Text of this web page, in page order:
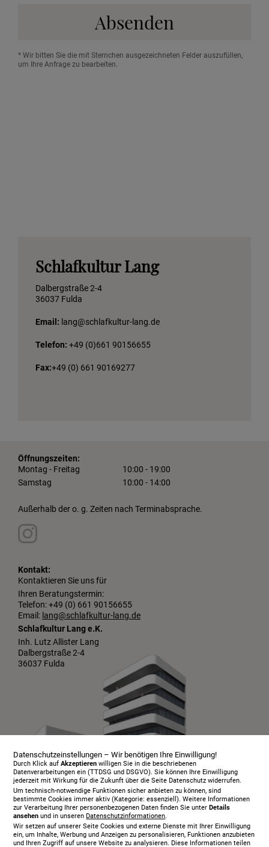
Absenden
* Wir bitten Sie die mit Sternchen ausgezeichneten Felder auszufüllen,
um Ihre Anfrage zu bearbeiten.
Schlafkultur Lang
Dalbergstraße 2-4
36037 Fulda
Email: lang@schlafkultur-lang.de
Telefon: +49 (0)661 90156655
Fax:+49 (0) 661 90169277
Öffnungszeiten:
Montag - Freitag
10:00 - 19:00
Samstag
10:00 - 14:00
Außerhalb der o. g. Zeiten nach Terminabsprache.
Kontakt:
Kontaktieren Sie uns für
Ihren Beratungstermin:
Telefon: +49 (0) 661 90156655
Email: lang@schlafkultur-lang.de
Schlafkultur Lang e.K.
Inh. Lutz Allister Lang
Dalbergstraße 2-4
36037 Fulda
Infopaket
Über uns
Datenschutzeinstellungen – Wir benötigen Ihre Einwilligung!
Durch Klick aufAkzeptieren willigen Sie in die beschriebenen
Datenverarbeitungen ein (TTDSG und DSGVO). Sie können Ihre Einwilligung
jederzeit mit Wirkung für die Zukunft über die Seite Datenschutz widerrufen.
Um technisch-notwendige Funktionen sicher anbieten zu können, sind
bestimmte Cookies immer aktiv (Kategorie: essenziell). Weitere Informationen
zur Verarbeitung Ihrer personenbezogenen Daten finden Sie unterDetails
ansehen und in unserenDatenschutzinformationen.
Wir setzen auf unserer Seite Cookies und externe Dienste mit Ihrer Einwilligung
ein, um Inhalte, Werbung und Anzeigen zu personalisieren, Funktionen anzubieten
und Ihren Zugriff auf unsere Website zu analysieren. Diese Informationen teilen